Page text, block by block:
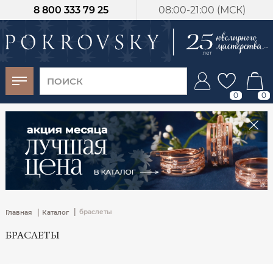
08:00-21:00 (МСК)
8 800 333 79 25
0 0
Главная | Каталог браслеты
БРАСЛЕТЫ
-30%
от 15 дней с
момента оплаты